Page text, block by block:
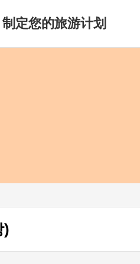
制定您的旅游计划
)